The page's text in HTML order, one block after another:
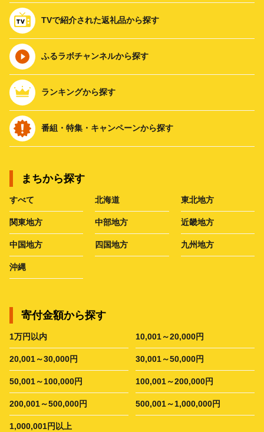
TVで紹介された返礼品から探す
ふるラボチャンネルから探す
ランキングから探す
番組・特集・キャンペーンから探す
まちから探す
すべて 北海道 東北地方
関東地方 中部地方 近畿地方
中国地方 四国地方 九州地方
沖縄
寄付金額から探す
1万円以内 10,001～20,000円
20,001～30,000円 30,001～50,000円
50,001～100,000円 100,001～200,000円
200,001～500,000円 500,001～1,000,000円
1,000,001円以上